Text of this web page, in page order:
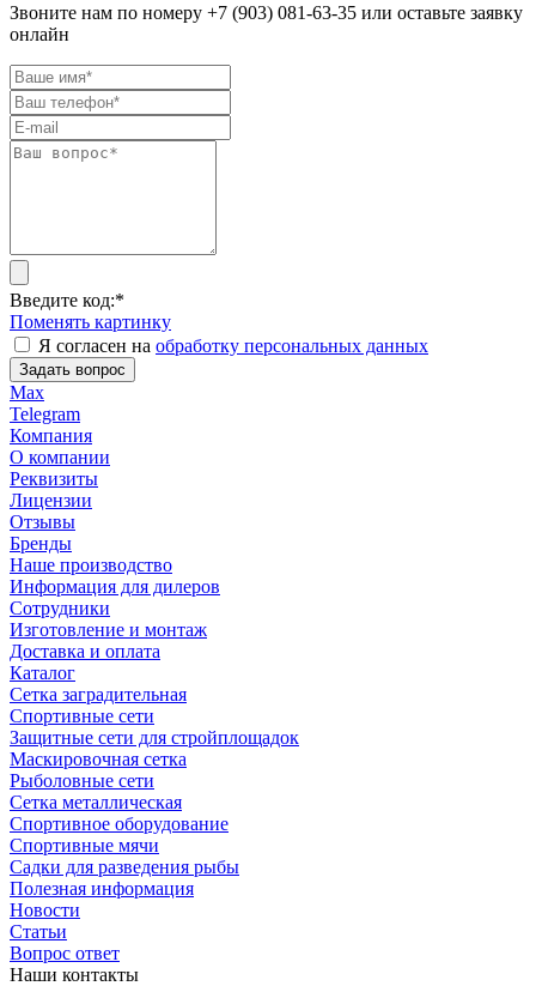
Звоните нам по номеру +7 (903) 081-63-35 или оставьте заявку
онлайн
Введите код:*
Поменять картинку
Я согласен на обработку персональных данных
Задать вопрос
Max
Telegram
Компания
О компании
Реквизиты
Лицензии
Отзывы
Бренды
Наше производство
Информация для дилеров
Сотрудники
Изготовление и монтаж
Доставка и оплата
Каталог
Сетка заградительная
Спортивные сети
Защитные сети для стройплощадок
Маскировочная сетка
Рыболовные сети
Сетка металлическая
Спортивное оборудование
Спортивные мячи
Садки для разведения рыбы
Полезная информация
Новости
Статьи
Вопрос ответ
Наши контакты